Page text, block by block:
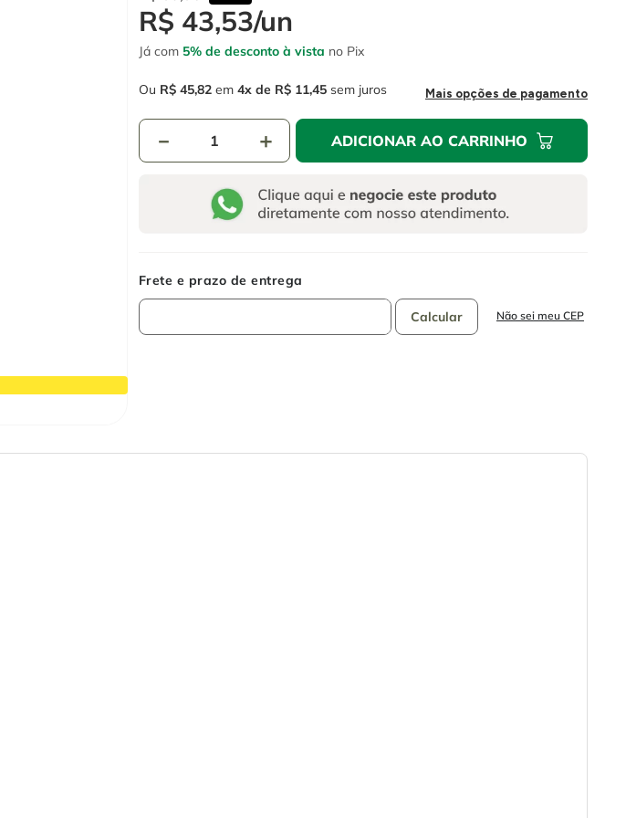
R$ 43,53/un
Já com 5% de desconto à vista no Pix
Ou R$ 45,82 em 4 R$ 11,45 sem juros Mais opções de pagamento
＋
－ ADICIONAR AO CARRINHO
Não sei meu CEP